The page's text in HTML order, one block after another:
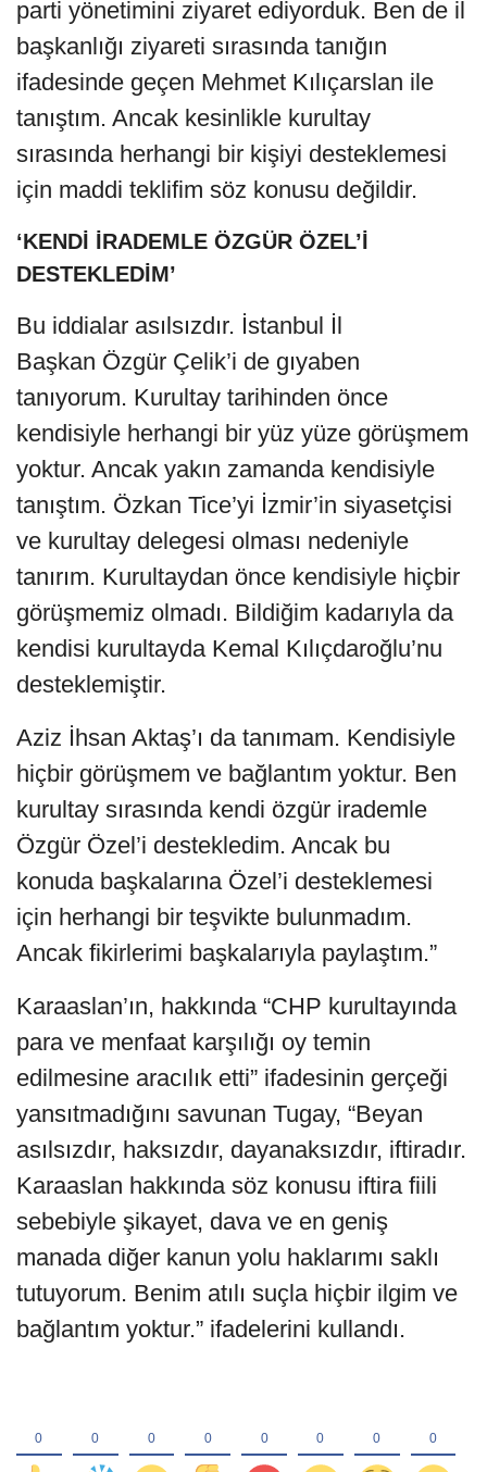
parti yönetimini ziyaret ediyorduk. Ben de il
başkanlığı ziyareti sırasında tanığın
ifadesinde geçen Mehmet Kılıçarslan ile
tanıştım. Ancak kesinlikle kurultay
sırasında herhangi bir kişiyi desteklemesi
için maddi teklifim söz konusu değildir.
‘KENDİ İRADEMLE ÖZGÜR ÖZEL’İ
DESTEKLEDİM’
Bu iddialar asılsızdır. İstanbul İl
Başkan Özgür Çelik’i de gıyaben
tanıyorum. Kurultay tarihinden önce
kendisiyle herhangi bir yüz yüze görüşmem
yoktur. Ancak yakın zamanda kendisiyle
tanıştım. Özkan Tice’yi İzmir’in siyasetçisi
ve kurultay delegesi olması nedeniyle
tanırım. Kurultaydan önce kendisiyle hiçbir
görüşmemiz olmadı. Bildiğim kadarıyla da
kendisi kurultayda Kemal Kılıçdaroğlu’nu
desteklemiştir.
Aziz İhsan Aktaş’ı da tanımam. Kendisiyle
hiçbir görüşmem ve bağlantım yoktur. Ben
kurultay sırasında kendi özgür irademle
Özgür Özel’i destekledim. Ancak bu
konuda başkalarına Özel’i desteklemesi
için herhangi bir teşvikte bulunmadım.
Ancak fikirlerimi başkalarıyla paylaştım.”
Karaaslan’ın, hakkında “CHP kurultayında
para ve menfaat karşılığı oy temin
edilmesine aracılık etti” ifadesinin gerçeği
yansıtmadığını savunan Tugay, “Beyan
asılsızdır, haksızdır, dayanaksızdır, iftiradır.
Karaaslan hakkında söz konusu iftira fiili
sebebiyle şikayet, dava ve en geniş
manada diğer kanun yolu haklarımı saklı
tutuyorum. Benim atılı suçla hiçbir ilgim ve
bağlantım yoktur.” ifadelerini kullandı.